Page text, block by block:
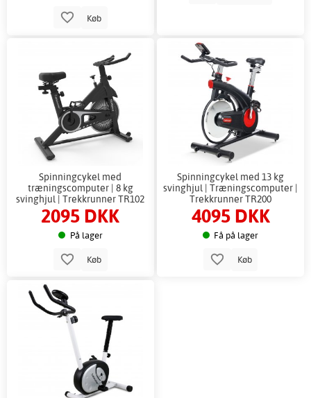
Køb
Spinningcykel med
træningscomputer | 8 kg
svinghjul | Trekkrunner TR102
2095 DKK
På lager
Køb
Spinningcykel med 13 kg
svinghjul | Træningscomputer |
Trekkrunner TR200
4095 DKK
Få på lager
Køb